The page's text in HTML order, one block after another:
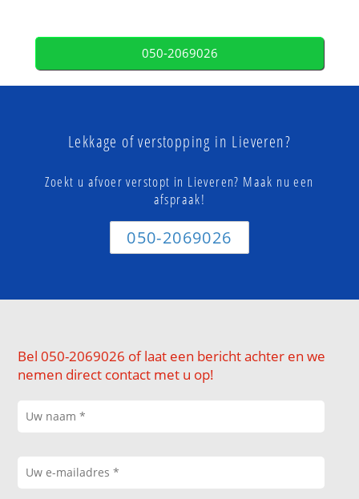
050-2069026
Lekkage of verstopping in Lieveren?
Zoekt u afvoer verstopt in Lieveren? Maak nu een
afspraak!
050-2069026
Bel 050-2069026 of laat een bericht achter en we
nemen direct contact met u op!